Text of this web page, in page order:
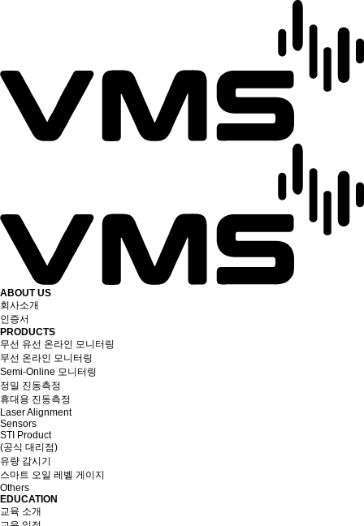
ABOUT US
회사소개
인증서
PRODUCTS
무선 유선 온라인 모니터링
무선 온라인 모니터링
Semi-Online 모니터링
정밀 진동측정
휴대용 진동측정
Laser Alignment
Sensors
STI Product
(공식 대리점)
유량 감시기
스마트 오일 레벨 게이지
Others
EDUCATION
교육 소개